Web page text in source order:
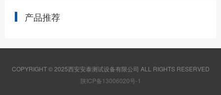
产品推荐
COPYRIGHT © 2025西安安泰测试设备有限公司 ALL RIGHTS RESERVED
陕ICP备13006020号-1